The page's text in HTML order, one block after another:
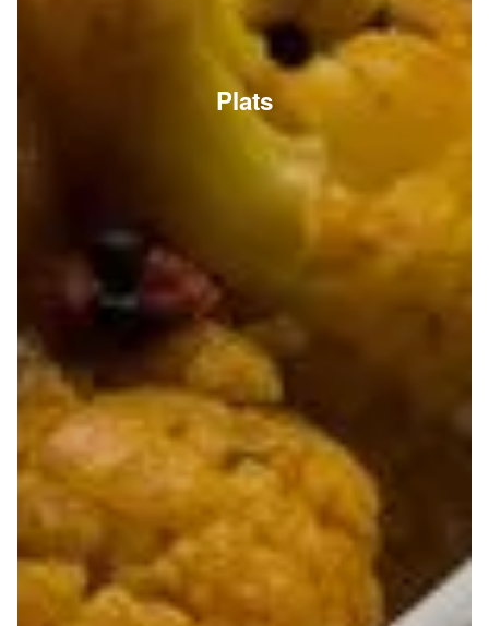
Plats